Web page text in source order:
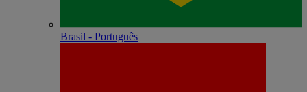
Brasil - Português